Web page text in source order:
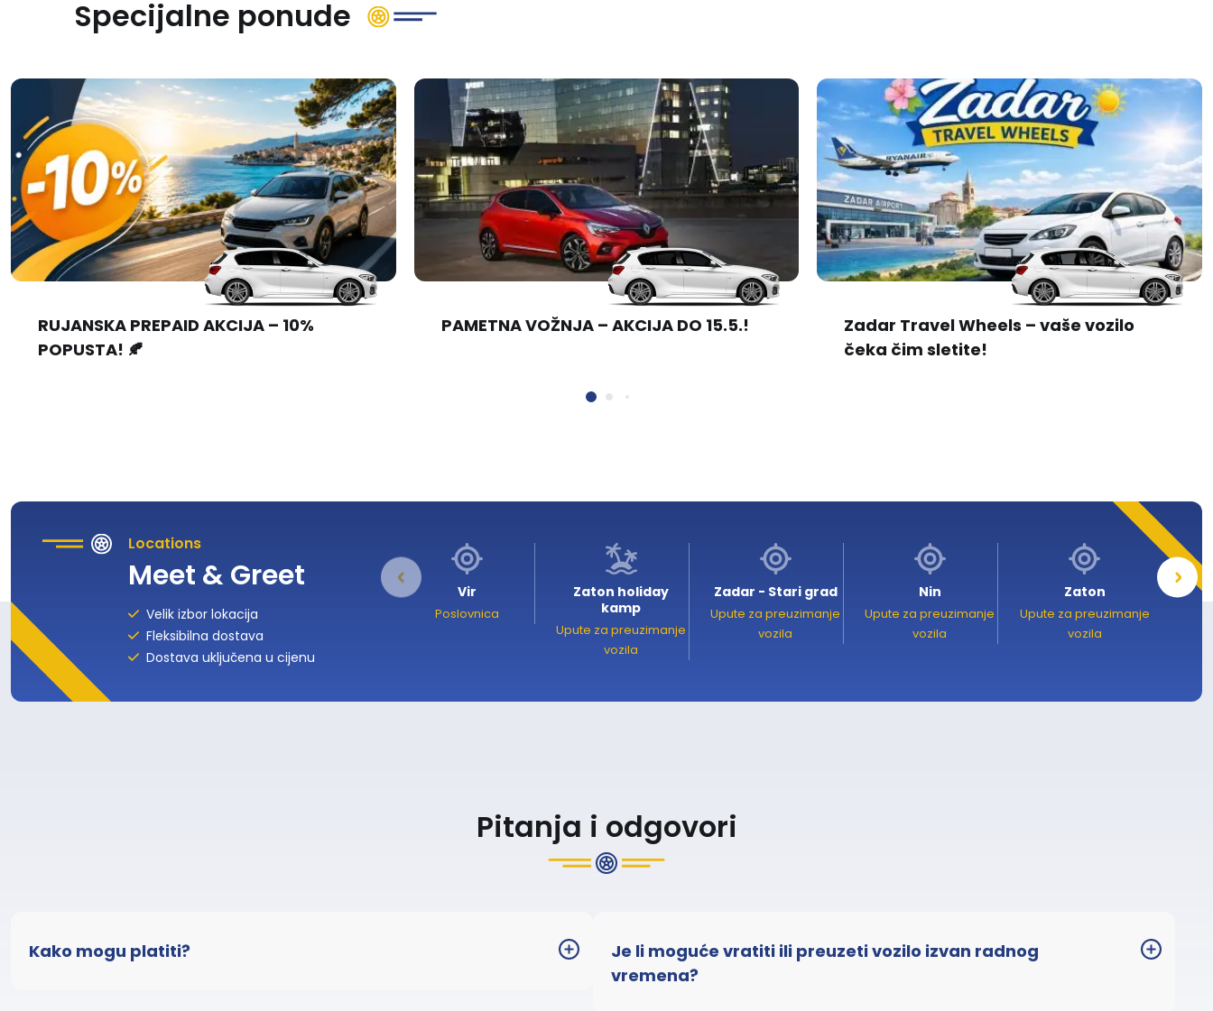
Specijalne ponude
RUJANSKA PREPAID AKCIJA – 10%
POPUSTA! 🍂
PAMETNA VOŽNJA – AKCIJA DO 15.5.!
Zadar Travel Wheels – vaše vozilo
čeka čim sletite!
Locations
Meet & Greet
Velik izbor lokacija
Fleksibilna dostava
Dostava uključena u cijenu
Vir
Poslovnica
Zaton holiday
kamp
Upute za preuzimanje
vozila
Zadar - Stari grad
Upute za preuzimanje
vozila
Nin
Upute za preuzimanje
vozila
Zaton
Upute za preuzimanje
vozila
Pitanja i odgovori
Kako mogu platiti?
Je li moguće vratiti ili preuzeti vozilo izvan radnog
vremena?